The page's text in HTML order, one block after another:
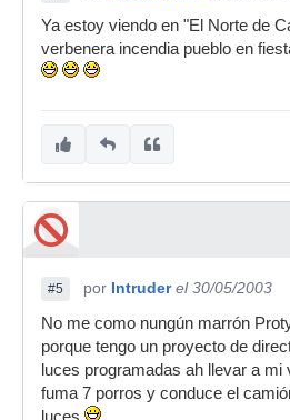
Ya estoy viendo en "El Norte de
verbenera incendia pueblo en
#5 por Intruder el 30/05/2003
No me como nungún marrón
porque tengo un proyecto de
luces programadas ah llevar a mi
fuma 7 porros y conduce el